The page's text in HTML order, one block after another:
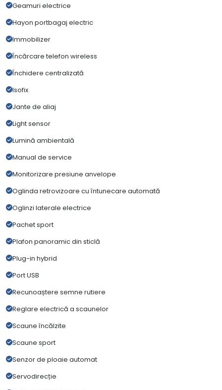
Geamuri electrice
Hayon portbagaj electric
Immobilizer
Încărcare telefon wireless
Închidere centralizată
Isofix
Jante de aliaj
Light sensor
Lumină ambientală
Manual de service
Monitorizare presiune anvelope
Oglinda retrovizoare cu întunecare automată
Oglinzi laterale electrice
Pachet sport
Plafon panoramic din sticlă
Plug-in hybrid
Port USB
Recunoaștere semne rutiere
Reglare electrică a scaunelor
Scaune încălzite
Scaune sport
Senzor de ploaie automat
Servodirecție